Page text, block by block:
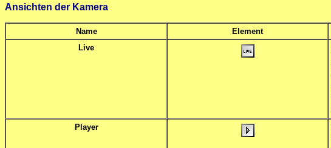
Ansichten der Kamera
Name Element
Live
Player